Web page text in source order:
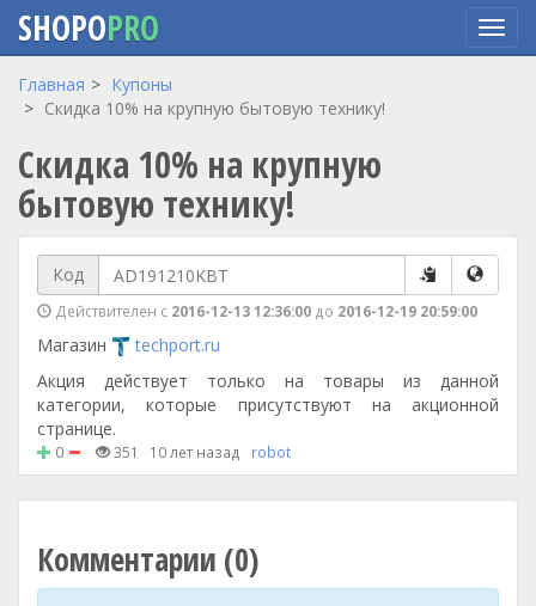
Перейти
содержанию
SHOPOPRO
Главная
Купоны
Скидка 10% на крупную бытовую технику!
Скидка 10% на крупную
бытовую технику!
Код
Действителен с 2016-12-13 12:36:00 до 2016-12-19 20:59:00
Магазин
techport.ru
Акция действует только на товары из данной
категории, которые присутствуют на акционной
странице.
0 351 10 лет назад robot
Комментарии (0)